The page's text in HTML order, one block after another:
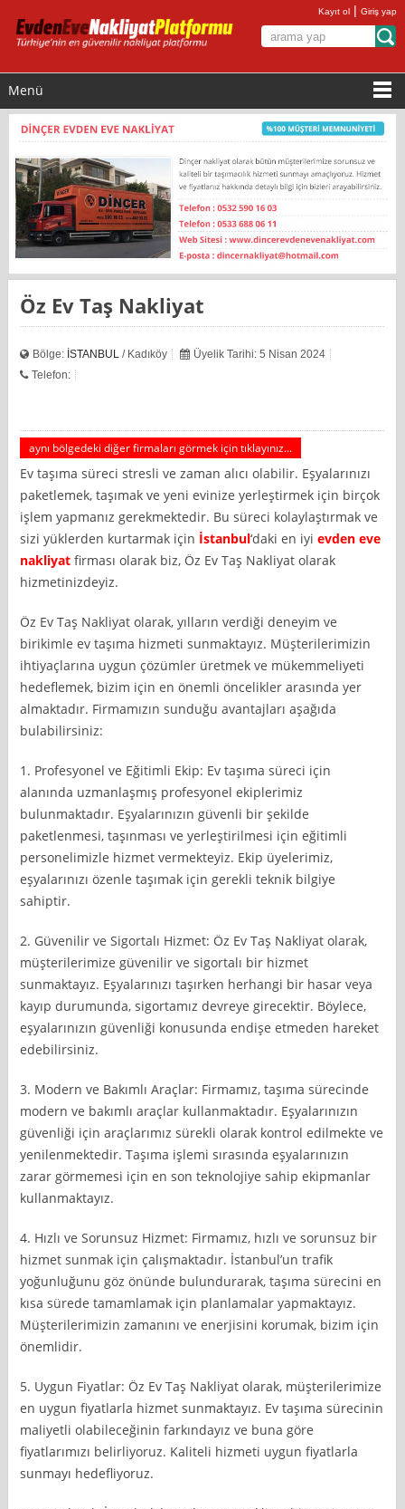
Kayıt ol |Giriş yap
Menü
Öz Ev Taş Nakliyat
Bölge: İSTANBUL / Kadıköy
Üyelik Tarihi: 5 Nisan 2024
Telefon:
aynı bölgedeki diğer firmaları görmek için tıklayınız...
Ev taşıma süreci stresli ve zaman alıcı olabilir. Eşyalarınızı
paketlemek, taşımak ve yeni evinize yerleştirmek için birçok
işlem yapmanız gerekmektedir. Bu süreci kolaylaştırmak ve
sizi yüklerden kurtarmak için İstanbul‘daki en iyievden eve
nakliyat firması olarak biz, Öz Ev Taş Nakliyat olarak
hizmetinizdeyiz.
Öz Ev Taş Nakliyat olarak, yılların verdiği deneyim ve
birikimle ev taşıma hizmeti sunmaktayız. Müşterilerimizin
ihtiyaçlarına uygun çözümler üretmek ve mükemmeliyeti
hedeflemek, bizim için en önemli öncelikler arasında yer
almaktadır. Firmamızın sunduğu avantajları aşağıda
bulabilirsiniz:
1. Profesyonel ve Eğitimli Ekip: Ev taşıma süreci için
alanında uzmanlaşmış profesyonel ekiplerimiz
bulunmaktadır. Eşyalarınızın güvenli bir şekilde
paketlenmesi, taşınması ve yerleştirilmesi için eğitimli
personelimizle hizmet vermekteyiz. Ekip üyelerimiz,
eşyalarınızı özenle taşımak için gerekli teknik bilgiye
sahiptir.
2. Güvenilir ve Sigortalı Hizmet: Öz Ev Taş Nakliyat olarak,
müşterilerimize güvenilir ve sigortalı bir hizmet
sunmaktayız. Eşyalarınızı taşırken herhangi bir hasar veya
kayıp durumunda, sigortamız devreye girecektir. Böylece,
eşyalarınızın güvenliği konusunda endişe etmeden hareket
edebilirsiniz.
3. Modern ve Bakımlı Araçlar: Firmamız, taşıma sürecinde
modern ve bakımlı araçlar kullanmaktadır. Eşyalarınızın
güvenliği için araçlarımız sürekli olarak kontrol edilmekte ve
yenilenmektedir. Taşıma işlemi sırasında eşyalarınızın
zarar görmemesi için en son teknolojiye sahip ekipmanlar
kullanmaktayız.
4. Hızlı ve Sorunsuz Hizmet: Firmamız, hızlı ve sorunsuz bir
hizmet sunmak için çalışmaktadır. İstanbul’un trafik
yoğunluğunu göz önünde bulundurarak, taşıma sürecini en
kısa sürede tamamlamak için planlamalar yapmaktayız.
Müşterilerimizin zamanını ve enerjisini korumak, bizim için
önemlidir.
5. Uygun Fiyatlar: Öz Ev Taş Nakliyat olarak, müşterilerimize
en uygun fiyatlarla hizmet sunmaktayız. Ev taşıma sürecinin
maliyetli olabileceğinin farkındayız ve buna göre
fiyatlarımızı belirliyoruz. Kaliteli hizmeti uygun fiyatlarla
sunmayı hedefliyoruz.